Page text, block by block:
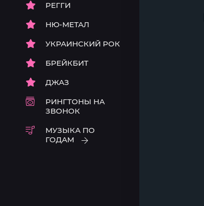
РЕГГИ
НЮ-МЕТАЛ
УКРАИНСКИЙ РОК
БРЕЙКБИТ
ДЖАЗ
РИНГТОНЫ НА
ЗВОНОК
МУЗЫКА ПО
ГОДАМ